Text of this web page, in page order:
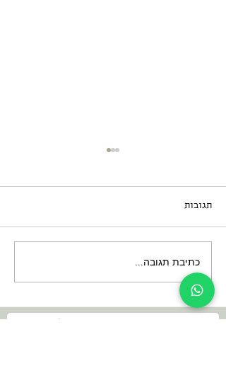
תרבויות חוצניות בבטן
האדמה
תגובות
כתיבת תגובה...